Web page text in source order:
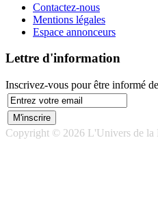
Contactez-nous
Mentions légales
Espace annonceurs
Lettre d'information
Inscrivez-vous pour être informé
Copyright © 2026 L'Univers de la